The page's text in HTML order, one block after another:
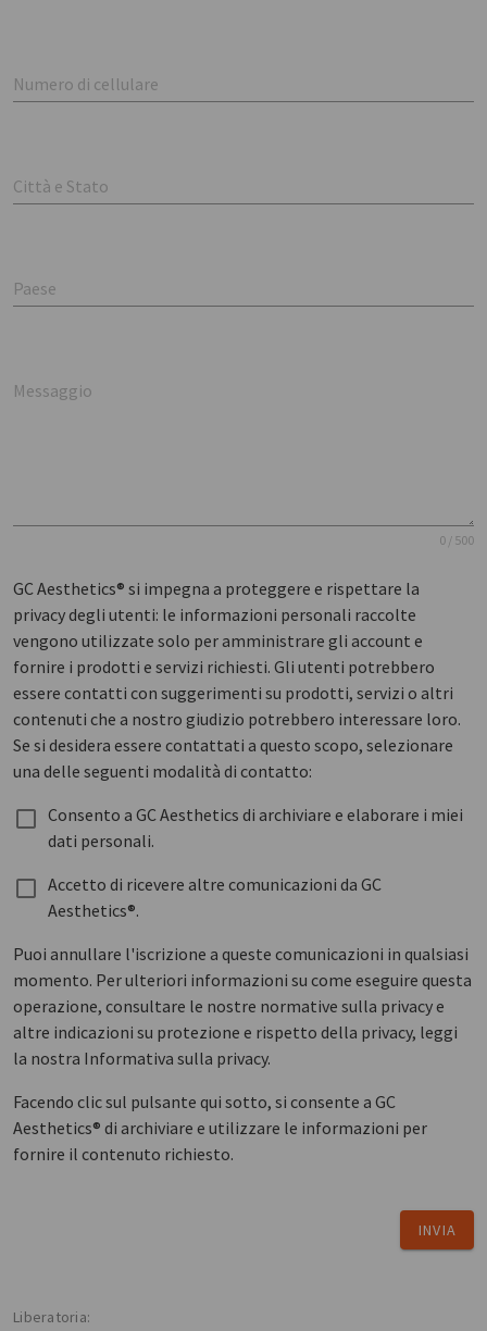
Numero di cellulare
Città e Stato
Paese
Messaggio
0 / 500
GC Aesthetics® si impegna a proteggere e rispettare la
privacy degli utenti: le informazioni personali raccolte
vengono utilizzate solo per amministrare gli account e
fornire i prodotti e servizi richiesti. Gli utenti potrebbero
essere contatti con suggerimenti su prodotti, servizi o altri
contenuti che a nostro giudizio potrebbero interessare loro.
Se si desidera essere contattati a questo scopo, selezionare
una delle seguenti modalità di contatto:
Consento a GC Aesthetics di archiviare e elaborare i miei
dati personali.
Accetto di ricevere altre comunicazioni da GC
Aesthetics®.
Puoi annullare l'iscrizione a queste comunicazioni in qualsiasi
momento. Per ulteriori informazioni su come eseguire questa
operazione, consultare le nostre normative sulla privacy e
altre indicazioni su protezione e rispetto della privacy, leggi
la nostra Informativa sulla privacy.
Facendo clic sul pulsante qui sotto, si consente a GC
Aesthetics® di archiviare e utilizzare le informazioni per
fornire il contenuto richiesto.
INVIA
Liberatoria: